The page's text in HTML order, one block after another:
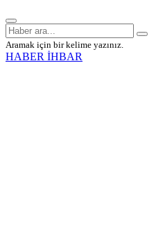
Aramak için bir kelime yazınız.
HABER İHBAR